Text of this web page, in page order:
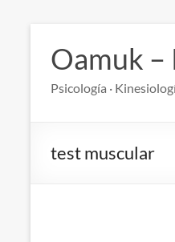
contenido
Oamuk –
Psicología ·
test muscular